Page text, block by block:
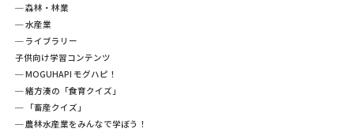
─ 森林・林業
─ 水産業
─ ライブラリー
子供向け学習コンテンツ
─ MOGUHAPI モグハピ！
─ 緒方湊の「食育クイズ」
─ 「畜産クイズ」
─ 農林水産業をみんなで学ぼう！